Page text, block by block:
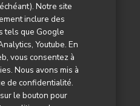
Notre site
inclure des
tels que Google
Youtube. En
vous consentez à
Nous avons mis à
de confidentialité.
le bouton pour